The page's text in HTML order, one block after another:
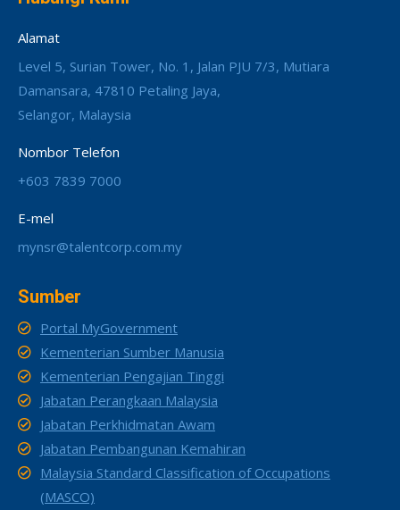
Alamat
Level 5, Surian Tower, No. 1, Jalan PJU 7/3, Mutiara
Damansara, 47810 Petaling Jaya,
Selangor, Malaysia
Nombor Telefon
+603 7839 7000
E-mel
mynsr@talentcorp.com.my
Sumber
Portal MyGovernment
Kementerian Sumber Manusia
Kementerian Pengajian Tinggi
Jabatan Perangkaan Malaysia
Jabatan Perkhidmatan Awam
Jabatan Pembangunan Kemahiran
Malaysia Standard Classification of Occupations
(MASCO)